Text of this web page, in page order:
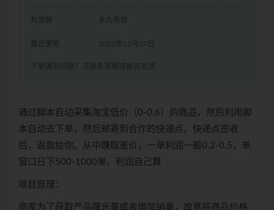
有效期 永久有效
最近更新 2022年12月07日
下载遇到问题？可联系客服或留言反馈
通过脚本自动采集淘宝低价（0-0.6）的商品，然后利用脚
本自动去下单，然后邮寄到合作的快递点。快递点签收
后，返款给你。从中赚取差价，一单利润一般0.2-0.5，单
窗口日下500-1000单，利润自己算
项目原理：
商家为了获取产品曝光量或者增加销量，故意将商品价格